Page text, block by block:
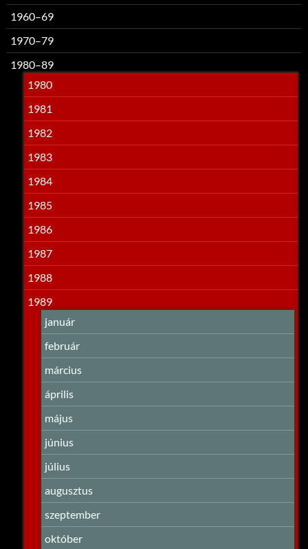
1960–69
1970–79
1980–89
1980
1981
1982
1983
1984
1985
1986
1987
1988
1989
január
február
március
április
május
június
július
augusztus
szeptember
október